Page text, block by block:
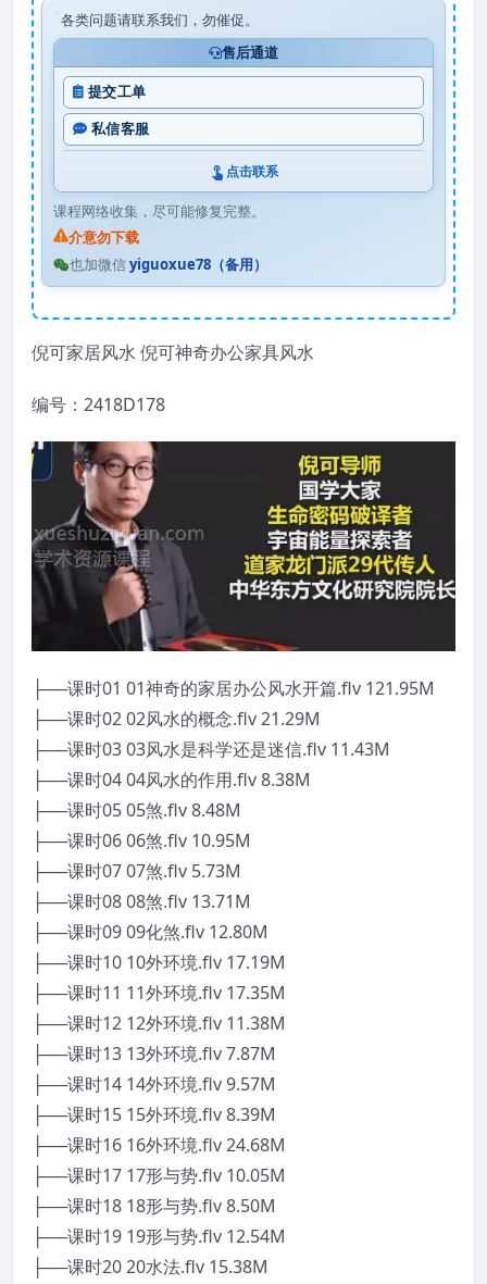
各类问题请联系我们，勿催促。
售后通道
提交工单
私信客服
点击联系
课程网络收集，尽可能修复完整。
介意勿下载
也加微信yiguoxue78（备用）
倪可家居风水 倪可神奇办公家具风水
编号：2418D178
├──课时01 01神奇的家居办公风水开篇.flv 121.95M
├──课时02 02风水的概念.flv 21.29M
├──课时03 03风水是科学还是迷信.flv 11.43M
├──课时04 04风水的作用.flv 8.38M
├──课时05 05煞.flv 8.48M
├──课时06 06煞.flv 10.95M
├──课时07 07煞.flv 5.73M
├──课时08 08煞.flv 13.71M
├──课时09 09化煞.flv 12.80M
├──课时10 10外环境.flv 17.19M
├──课时11 11外环境.flv 17.35M
├──课时12 12外环境.flv 11.38M
├──课时13 13外环境.flv 7.87M
├──课时14 14外环境.flv 9.57M
├──课时15 15外环境.flv 8.39M
├──课时16 16外环境.flv 24.68M
├──课时17 17形与势.flv 10.05M
├──课时18 18形与势.flv 8.50M
├──课时19 19形与势.flv 12.54M
├──课时20 20水法.flv 15.38M